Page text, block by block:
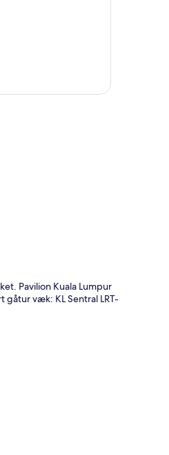
Pavilion Kuala Lumpur
væk: KL Sentral LRT-